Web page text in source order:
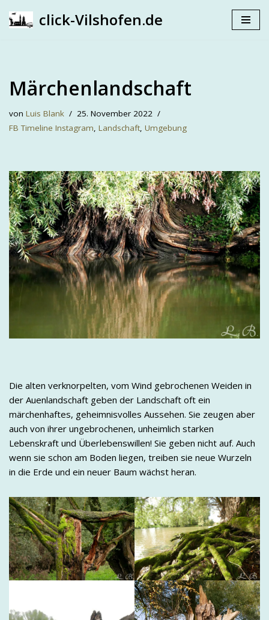
click-Vilshofen.de
Märchenlandschaft
von Luis Blank
25. November 2022
FB Timeline Instagram, Landschaft, Umgebung
Die alten verknorpelten, vom Wind gebrochenen Weiden in
der Auenlandschaft geben der Landschaft oft ein
märchenhaftes, geheimnisvolles Aussehen. Sie zeugen aber
auch von ihrer ungebrochenen, unheimlich starken
Lebenskraft und Überlebenswillen! Sie geben nicht auf. Auch
wenn sie schon am Boden liegen, treiben sie neue Wurzeln
in die Erde und ein neuer Baum wächst heran.